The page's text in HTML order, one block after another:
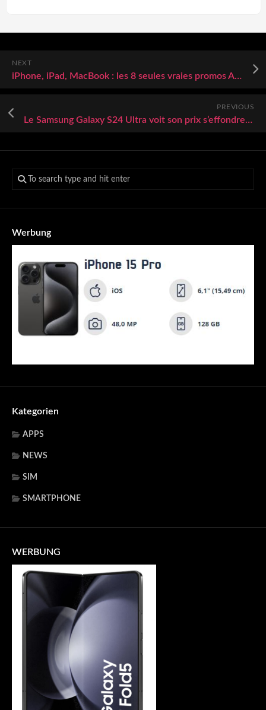
NEXT
iPhone, iPad, MacBook : les 8 seules vraies promos Apple à saisir sur Amazon
PREVIOUS
Le Samsung Galaxy S24 Ultra voit son prix s’effondrer avec une remise de 54 %
Werbung
Kategorien
APPS
NEWS
SIM
SMARTPHONE
WERBUNG